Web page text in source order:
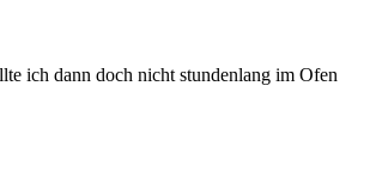
ich dann doch nicht stundenlang im Ofen